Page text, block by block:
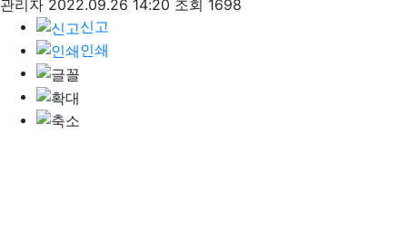
관리자 2022.09.26 14:20 조회 1698
신고
인쇄